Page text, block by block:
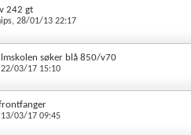
242 gt
, 28/01/13 22:17
søker blå 850/v70
22/03/17 15:10
13/03/17 09:45